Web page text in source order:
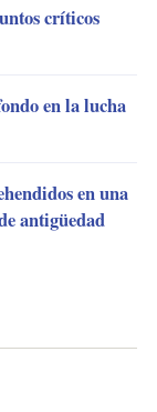
críticos
en la lucha
en una
antigüedad